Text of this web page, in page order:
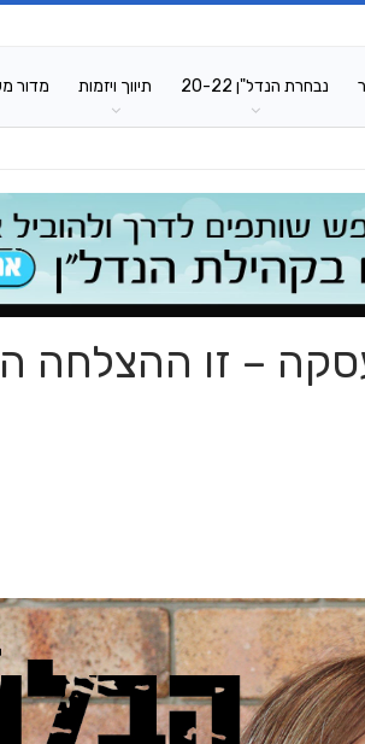
נבחרת הנדל"ן 20-22 תיווך ויזמות מדור
– זו ההצלחה